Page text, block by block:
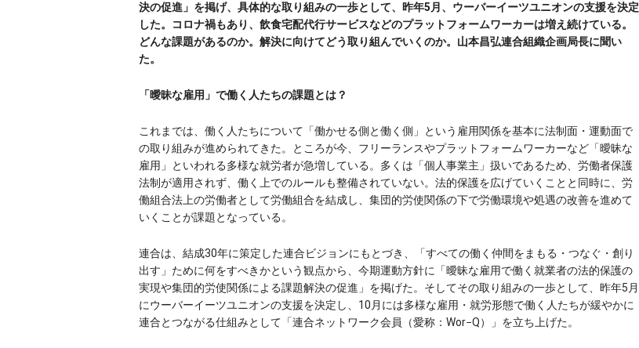
決の促進」を掲げ、具体的な取り組みの一歩として、昨年5月、ウーバーイーツユニオンの支援を決定
した。コロナ禍もあり、飲食宅配代行サービスなどのプラットフォームワーカーは増え続けている。
どんな課題があるのか。解決に向けてどう取り組んでいくのか。山本昌弘連合組織企画局長に聞い
た。
「曖昧な雇用」で働く人たちの課題とは？
これまでは、働く人たちについて「働かせる側と働く側」という雇用関係を基本に法制面・運動面で
の取り組みが進められてきた。ところが今、フリーランスやプラットフォームワーカーなど「曖昧な
雇用」といわれる多様な就労者が急増している。多くは「個人事業主」扱いであるため、労働者保護
法制が適用されず、働く上でのルールも整備されていない。法的保護を広げていくことと同時に、労
働組合法上の労働者として労働組合を結成し、集団的労使関係の下で労働環境や処遇の改善を進めて
いくことが課題となっている。
連合は、結成30年に策定した連合ビジョンにもとづき、「すべての働く仲間をまもる・つなぐ・創り
出す」ために何をすべきかという観点から、今期運動方針に「曖昧な雇用で働く就業者の法的保護の
実現や集団的労使関係による課題解決の促進」を掲げた。そしてその取り組みの一歩として、昨年5月
にウーバーイーツユニオンの支援を決定し、10月には多様な雇用・就労形態で働く人たちが緩やかに
連合とつながる仕組みとして「連合ネットワーク会員（愛称：Wor−Q）」を立ち上げた。